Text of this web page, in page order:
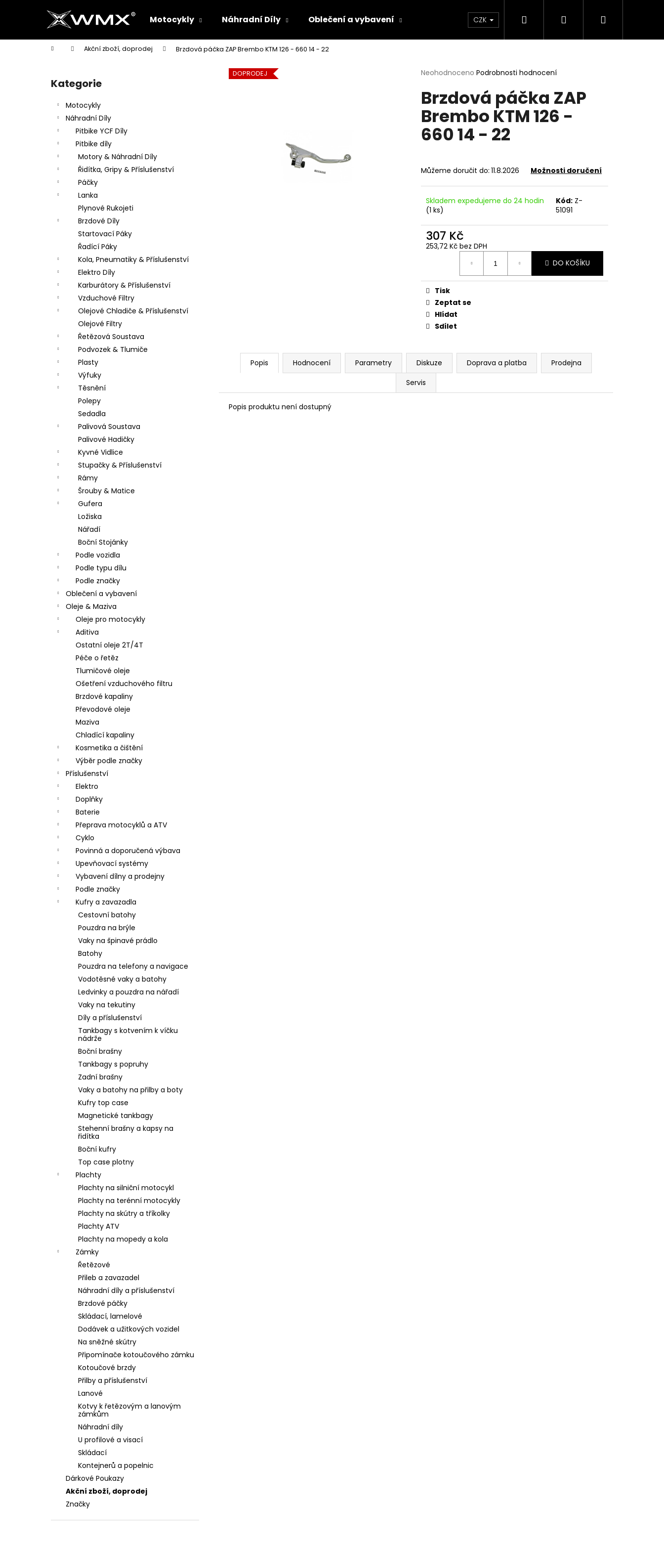
Motocykly Náhradní Díly Oblečení a vybavení Oleje & Maziva Příslušenství Dárkové
CZK Hledat PřihlášeníNákupní
Domů Akční zboží, doprodej Brzdová páčka ZAP Brembo KTM 126 - 660 14 - 22
Přeskočit
kategorie
Kategorie
Motocykly
Náhradní Díly
Pitbike YCF Díly
Pitbike díly
Motory & Náhradní Díly
Řidítka, Gripy & Příslušenství
Páčky
Lanka
Plynové Rukojeti
Brzdové Díly
Startovací Páky
Řadící Páky
Kola, Pneumatiky & Příslušenství
Elektro Díly
Karburátory & Příslušenství
Vzduchové Filtry
Olejové Chladiče & Příslušenství
Olejové Filtry
Řetězová Soustava
Podvozek & Tlumiče
Plasty
Výfuky
Těsnění
Polepy
Sedadla
Palivová Soustava
Palivové Hadičky
Kyvné Vidlice
Stupačky & Příslušenství
Rámy
Šrouby & Matice
Gufera
Ložiska
Nářadí
Boční Stojánky
Podle vozidla
Podle typu dílu
Podle značky
Oblečení a vybavení
Oleje & Maziva
Oleje pro motocykly
Aditiva
Ostatní oleje 2T/4T
Péče o řetěz
Tlumičové oleje
Ošetření vzduchového filtru
Brzdové kapaliny
Převodové oleje
Maziva
Chladící kapaliny
Kosmetika a čištění
Výběr podle značky
Příslušenství
Elektro
Doplňky
Baterie
Přeprava motocyklů a ATV
Cyklo
Povinná a doporučená výbava
Upevňovací systémy
Vybavení dílny a prodejny
Podle značky
Kufry a zavazadla
Cestovní batohy
Pouzdra na brýle
Vaky na špinavé prádlo
Batohy
Pouzdra na telefony a navigace
Vodotěsné vaky a batohy
Ledvinky a pouzdra na nářadí
Vaky na tekutiny
Díly a příslušenství
Tankbagy s kotvením k víčku
nádrže
Boční brašny
Tankbagy s popruhy
Zadní brašny
Vaky a batohy na přilby a boty
Kufry top case
Magnetické tankbagy
Stehenní brašny a kapsy na
řidítka
Boční kufry
Top case plotny
Plachty
Plachty na silniční motocykl
Plachty na terénní motocykly
Plachty na skútry a tříkolky
Plachty ATV
Plachty na mopedy a kola
Zámky
Řetězové
Přileb a zavazadel
Náhradní díly a příslušenství
Brzdové páčky
Skládací, lamelové
Dodávek a užitkových vozidel
Na sněžné skútry
Připomínače kotoučového zámku
Kotoučové brzdy
Přilby a příslušenství
Lanové
Kotvy k řetězovým a lanovým
zámkům
Náhradní díly
U profilové a visací
Skládací
Kontejnerů a popelnic
Dárkové Poukazy
Akční zboží, doprodej
Značky
Průměrné
produktu
je
0,0
5
hvězdiček.
Neohodnoceno Podrobnosti hodnocení
Brzdová páčka ZAP
Brembo KTM 126 -
660 14 - 22
Můžeme doručit do: 11.8.2026 Možnosti doručení
Skladem expedujeme do 24 hodin
(1 ks)
Kód: Z-
51091
307 Kč
253,72 Kč bez DPH
DO KOŠÍKU
Tisk
Zeptat se
Hlídat
Sdílet
DOPRODEJ
Popis Hodnocení Parametry Diskuze Doprava a platba
Prodejna
Servis
Popis produktu není dostupný
í
Zpět
do
Zpět
do
Co potřebujete najít?
Následující
LOŽISKO KOLA 6202 2RS STOMP,
DEMONX ,WPB
PITBIKE DUŠE PŘEDNÍ 14 PALCŮ